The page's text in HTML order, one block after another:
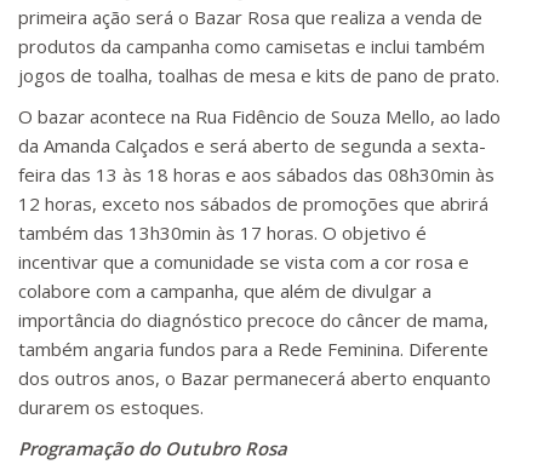
primeira ação será o Bazar Rosa que realiza a venda de
produtos da campanha como camisetas e inclui também
jogos de toalha, toalhas de mesa e kits de pano de prato.
O bazar acontece na Rua Fidêncio de Souza Mello, ao lado
da Amanda Calçados e será aberto de segunda a sexta-
feira das 13 às 18 horas e aos sábados das 08h30min às
12 horas, exceto nos sábados de promoções que abrirá
também das 13h30min às 17 horas. O objetivo é
incentivar que a comunidade se vista com a cor rosa e
colabore com a campanha, que além de divulgar a
importância do diagnóstico precoce do câncer de mama,
também angaria fundos para a Rede Feminina. Diferente
dos outros anos, o Bazar permanecerá aberto enquanto
durarem os estoques.
Programação do Outubro Rosa